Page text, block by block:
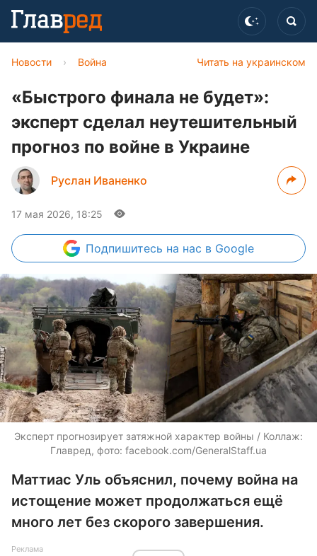
Читать на украинском
Новости › Война
«Быстрого финала не будет»:
эксперт сделал неутешительный
прогноз по войне в Украине
Руслан Иваненко
17 мая 2026, 18:25
Подпишитесь на нас в Google
Эксперт прогнозирует затяжной характер войны / Коллаж:
Главред, фото: facebook.com/GeneralStaff.ua
Маттиас Уль объяснил, почему война на
истощение может продолжаться ещё
много лет без скорого завершения.
Реклама